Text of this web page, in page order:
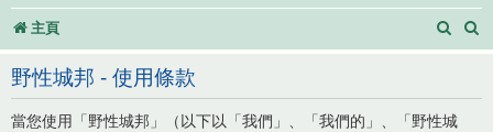
主頁
搜
野性城邦 - 使用條款
當您使用「野性城邦」（以下以「我們」、「我們的」、「野性城